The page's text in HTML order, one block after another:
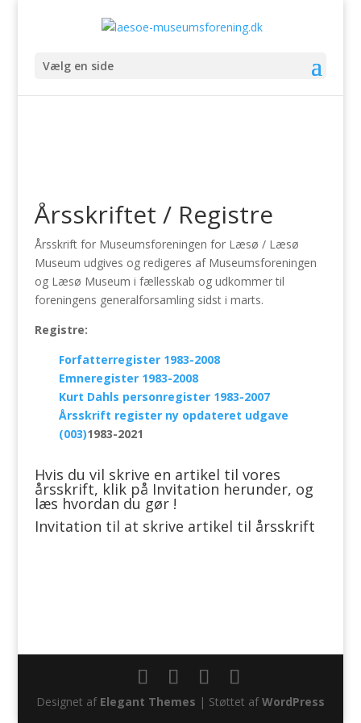
Vælg en side
Årsskriftet / Registre
Årsskrift for Museumsforeningen for Læsø / Læsø
Museum udgives og redigeres af Museumsforeningen
og Læsø Museum i fællesskab og udkommer til
foreningens generalforsamling sidst i marts.
Registre:
Forfatterregister 1983-2008
Emneregister 1983-2008
Kurt Dahls personregister 1983-2007
Årsskrift register ny opdateret udgave
(003)1983-2021
Hvis du vil skrive en artikel til vores
årsskrift, klik på Invitation herunder, og
læs hvordan du gør !
Invitation til at skrive artikel til årsskrift
Designet af Elegant Themes | Støttet afWordPress